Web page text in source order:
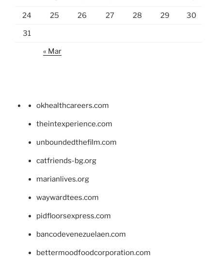
24 25 26 27 28 29 30
31
« Mar
okhealthcareers.com
theintexperience.com
unboundedthefilm.com
catfriends-bg.org
marianlives.org
waywardtees.com
pidfloorsexpress.com
bancodevenezuelaen.com
bettermoodfoodcorporation.com